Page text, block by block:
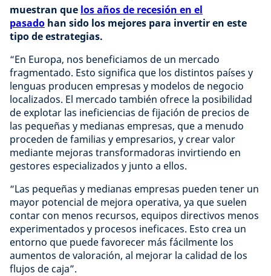
muestran que los años de recesión en el
pasado han sido los mejores para invertir en este
tipo de estrategias.
“En Europa, nos beneficiamos de un mercado
fragmentado. Esto significa que los distintos países y
lenguas producen empresas y modelos de negocio
localizados. El mercado también ofrece la posibilidad
de explotar las ineficiencias de fijación de precios de
las pequeñas y medianas empresas, que a menudo
proceden de familias y empresarios, y crear valor
mediante mejoras transformadoras invirtiendo en
gestores especializados y junto a ellos.
“Las pequeñas y medianas empresas pueden tener un
mayor potencial de mejora operativa, ya que suelen
contar con menos recursos, equipos directivos menos
experimentados y procesos ineficaces. Esto crea un
entorno que puede favorecer más fácilmente los
aumentos de valoración, al mejorar la calidad de los
flujos de caja”.